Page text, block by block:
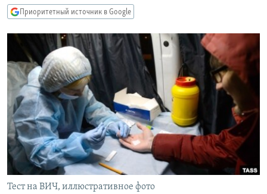
главной
навигации
Вернутся
поиску
IDEL.РЕАЛИИ
КАВКАЗ.РЕАЛИИ
СЕВЕР.РЕАЛИИ
СИБИРЬ.РЕАЛИИ
РАСПИСАНИЕ ВЕЩАНИЯ
ПОДПИШИТЕСЬ НА РАССЫЛКУ
СОЦИАЛЬНЫЕ СЕТИ
Приоритетный источник в Google
Тест на ВИЧ, иллюстративное фото